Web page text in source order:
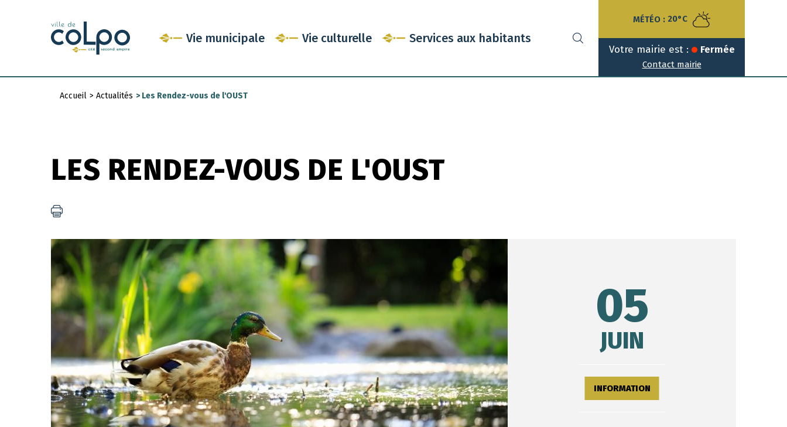
Vie municipale Vie culturelle Services aux habitants
MÉTÉO : 20°C
Votre mairie est : Fermée
Contact mairie
Accueil > Actualités > Les Rendez-vous de l'OUST
LES RENDEZ-VOUS DE L'OUST
05
JUIN
INFORMATION